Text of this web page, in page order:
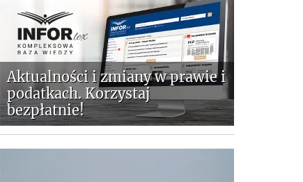
Aktualności i zmiany w prawie i
podatkach. Korzystaj
bezpłatnie!